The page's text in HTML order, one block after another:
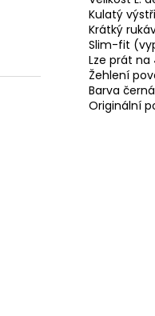
Kulatý
Krátký
Slim-fit
Lze prát na
Žehlení
Barva černá
Originální